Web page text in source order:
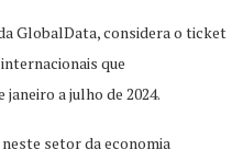
GlobalData, considera o ticket
que
a julho de 2024.
setor da economia